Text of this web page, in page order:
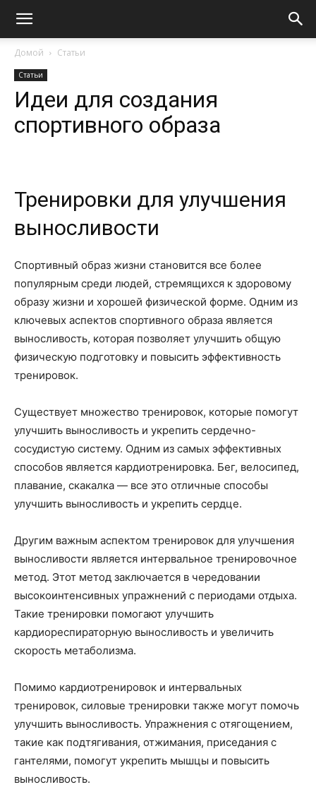
Домой Статьи
Статьи
Идеи для создания
спортивного образа
Тренировки для улучшения
выносливости
Спортивный образ жизни становится все более
популярным среди людей, стремящихся к здоровому
образу жизни и хорошей физической форме. Одним из
ключевых аспектов спортивного образа является
выносливость, которая позволяет улучшить общую
физическую подготовку и повысить эффективность
тренировок.
Существует множество тренировок, которые помогут
улучшить выносливость и укрепить сердечно-
сосудистую систему. Одним из самых эффективных
способов является кардиотренировка. Бег, велосипед,
плавание, скакалка — все это отличные способы
улучшить выносливость и укрепить сердце.
Другим важным аспектом тренировок для улучшения
выносливости является интервальное тренировочное
метод. Этот метод заключается в чередовании
высокоинтенсивных упражнений с периодами отдыха.
Такие тренировки помогают улучшить
кардиореспираторную выносливость и увеличить
скорость метаболизма.
Помимо кардиотренировок и интервальных
тренировок, силовые тренировки также могут помочь
улучшить выносливость. Упражнения с отягощением,
такие как подтягивания, отжимания, приседания с
гантелями, помогут укрепить мышцы и повысить
выносливость.